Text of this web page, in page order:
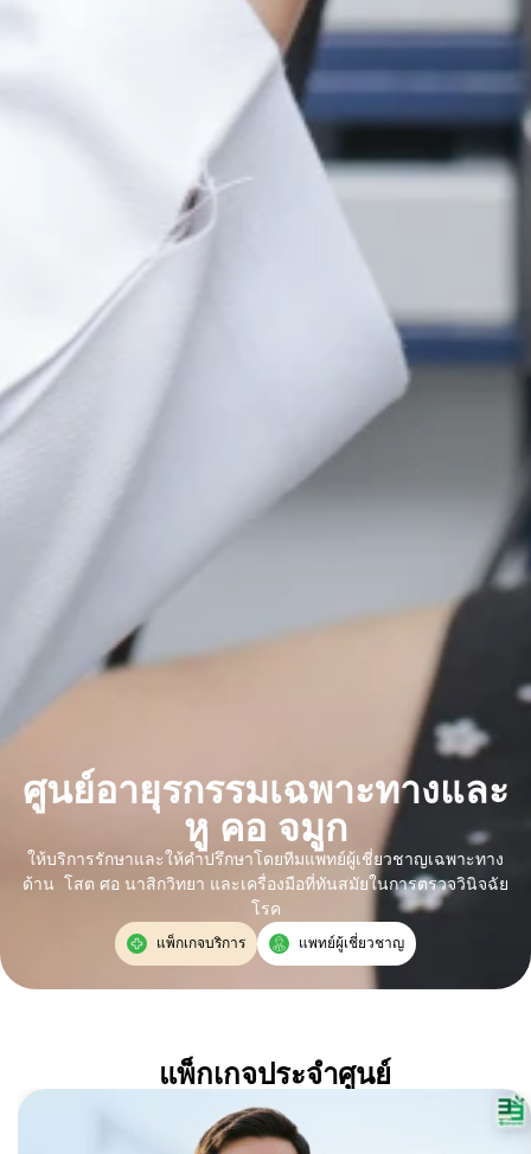
ศูนย์อายุรกรรมเฉพาะทางและ
หู คอ จมูก
ให้บริการรักษาและให้คำปรึกษาโดยทีมแพทย์ผู้เชี่ยวชาญเฉพาะทาง
ด้าน โสต ศอ นาสิกวิทยา และเครื่องมือที่ทันสมัยในการตรวจวินิจฉัย
โรค
แพ็กเกจบริการ แพทย์ผู้เชี่ยวชาญ
แพ็กเกจประจำศูนย์